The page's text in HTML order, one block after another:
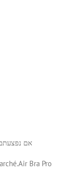
!אם
Air Bra Pro